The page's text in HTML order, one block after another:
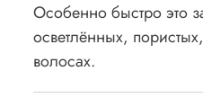
Особенно быстро это
осветлённых,
волосах.